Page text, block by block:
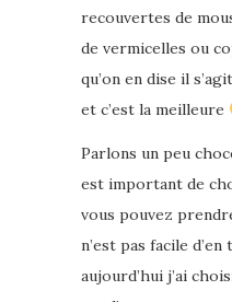
recouvertes de
de vermicelles ou
qu’on en dise il
et c’est la meilleure
Parlons un peu
est important de
vous pouvez
n’est pas facile
aujourd’hui j’ai